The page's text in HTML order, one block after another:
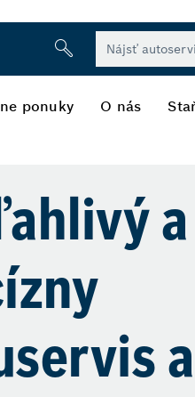
ponuky O nás
a